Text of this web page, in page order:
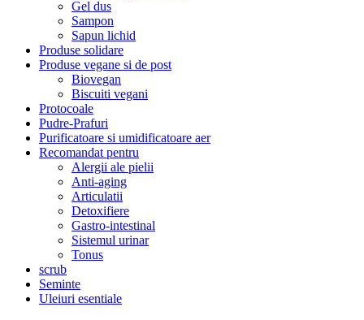
Gel dus
Sampon
Sapun lichid
Produse solidare
Produse vegane si de post
Biovegan
Biscuiti vegani
Protocoale
Pudre-Prafuri
Purificatoare si umidificatoare aer
Recomandat pentru
Alergii ale pielii
Anti-aging
Articulatii
Detoxifiere
Gastro-intestinal
Sistemul urinar
Tonus
scrub
Seminte
Uleiuri esentiale